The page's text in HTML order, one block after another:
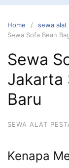
Home
sewa alat
Sewa Sofa Bean
Sewa
Jakarta
Baru
SEWA ALAT
Kenapa